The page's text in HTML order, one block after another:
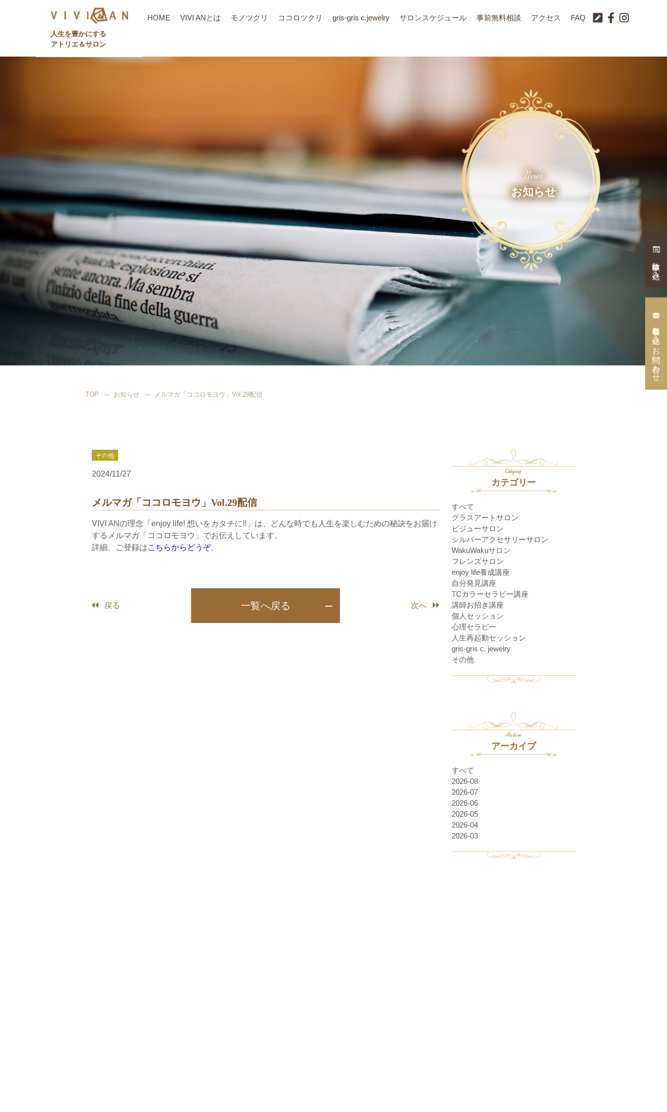
⼈⽣を豊かにする
アトリエ＆サロン
HOME VIVI ANとは モノツクリ ココロツクリ gris-gris c.jewelry サロンスケジュール 事前無料相談 アクセス FAQ
News
お知らせ
TOP お知らせ メルマガ「ココロモヨウ」Vol.29配信
その他
2024/11/27
メルマガ「ココロモヨウ」Vol.29配信
VIVI ANの理念「enjoy life! 想いをカタチに‼」は、どんな時でも人生を楽しむための秘訣をお届け
するメルマガ「ココロモヨウ」でお伝えしています。
詳細、ご登録はこちらからどうぞ。
戻る 一覧へ戻る 次へ
Category
カテゴリー
すべて
グラスアートサロン
ビジューサロン
シルバーアクセサリーサロン
WakuWakuサロン
フレンズサロン
enjoy life養成講座
自分発見講座
TCカラーセラピー講座
講師お招き講座
個人セッション
心理セラピー
人生再起動セッション
gris-gris c. jewelry
その他
Archive
アーカイブ
すべて
2026-08
2026-07
2026-06
2026-05
2026-04
2026-03
体験申し込み
各種申し込み・
お問い合わせ